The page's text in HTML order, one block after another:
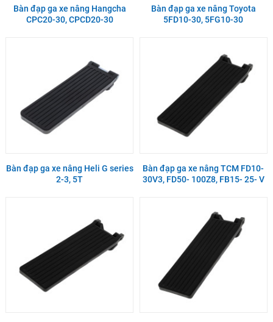
Bàn đạp ga xe nâng Hangcha
CPC20-30, CPCD20-30
Bàn đạp ga xe nâng Toyota
5FD10-30, 5FG10-30
Bàn đạp ga xe nâng Heli G series
2-3, 5T
Bàn đạp ga xe nâng TCM FD10-
30V3, FD50- 100Z8, FB15- 25- V